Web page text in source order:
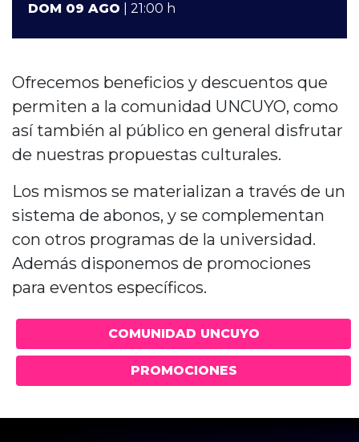
DOM 09 AGO | 21:00 h
Ofrecemos beneficios y descuentos que
permiten a la comunidad UNCUYO, como
así también al público en general disfrutar
de nuestras propuestas culturales.
Los mismos se materializan a través de un
sistema de abonos, y se complementan
con otros programas de la universidad.
Además disponemos de promociones
para eventos específicos.
COMUNIDAD UNCUYO
PROMOCIONES